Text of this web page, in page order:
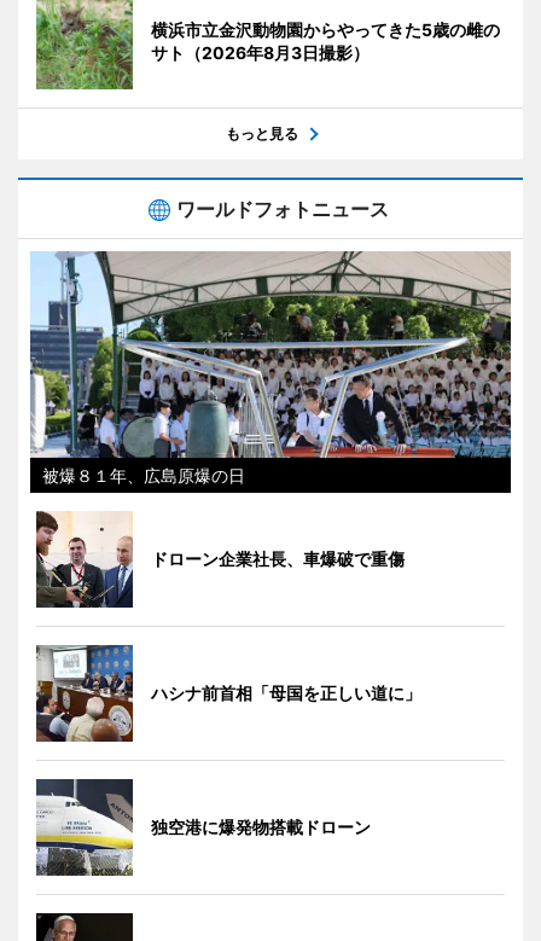
横浜市立金沢動物園からやってきた5歳の雌の
サト（2026年8月3日撮影）
もっと見る
ワールドフォトニュース
被爆８１年、広島原爆の日
ドローン企業社長、車爆破で重傷
ハシナ前首相「母国を正しい道に」
独空港に爆発物搭載ドローン